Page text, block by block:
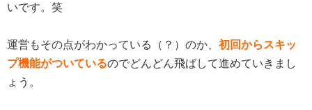
いです。笑
運営もその点がわかっている（？）のか、 初回からスキッ
プ機能がついているのでどんどん飛ばして進めていきまし
ょう。